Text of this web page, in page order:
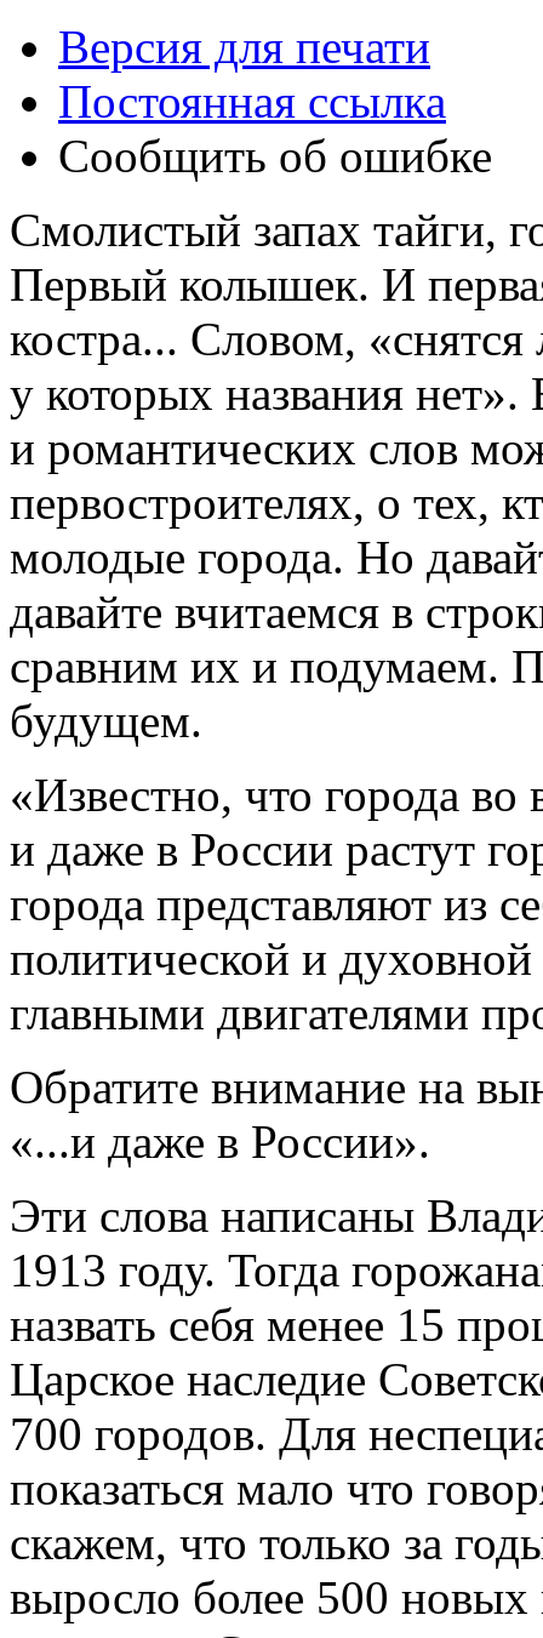
Версия для печати
Постоянная ссылка
Сообщить об ошибке
Смолистый запах тайги,
Первый колышек. И
костра... Словом,
у которых названия
и романтических слов
первостроителях, о тех,
молодые города. Но
давайте вчитаемся в
сравним их и подумаем.
будущем.
«Известно, что города во
и даже в России растут
города представляют из
политической и
главными двигателями
Обратите внимание на
«...и даже в России».
Эти слова написаны
1913 году. Тогда
назвать себя менее 15
Царское наследие
700 городов. Для
показаться мало что
скажем, что только за
выросло более 500